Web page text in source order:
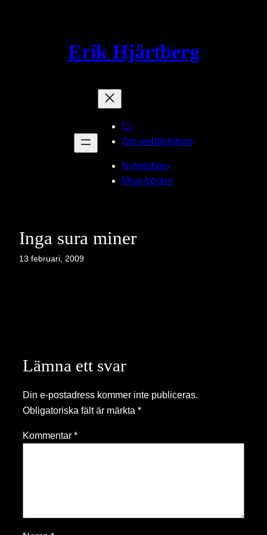
Erik Hjärtberg
Cv
Om webbplatsen
Nyhetsbrev
Mina böcker
Inga sura miner
13 februari, 2009
Lämna ett svar
Din e-postadress kommer inte publiceras.
Obligatoriska fält är märkta *
Kommentar *